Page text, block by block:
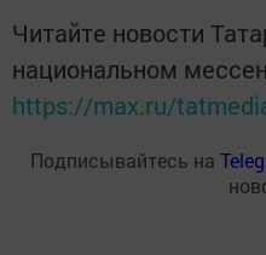
Читайте новости
национальном
https://max.ru/
Подписывайтесь на